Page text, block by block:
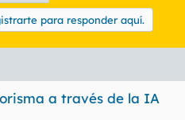
para responder aquí.
a través de la IA